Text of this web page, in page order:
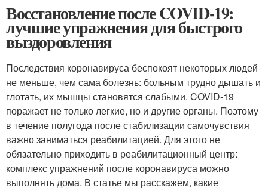
Восстановление после COVID-19:
лучшие упражнения для быстрого
выздоровления
Последствия коронавируса беспокоят некоторых людей
не меньше, чем сама болезнь: больным трудно дышать и
глотать, их мышцы становятся слабыми. COVID-19
поражает не только легкие, но и другие органы. Поэтому
в течение полугода после стабилизации самочувствия
важно заниматься реабилитацией. Для этого не
обязательно приходить в реабилитационный центр:
комплекс упражнений после коронавируса можно
выполнять дома. В статье мы расскажем, какие